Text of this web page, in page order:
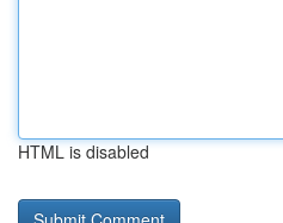
HTML is disabled